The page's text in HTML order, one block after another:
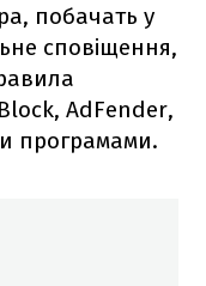
побачать у
сповіщення,
AdFender,
програмами.